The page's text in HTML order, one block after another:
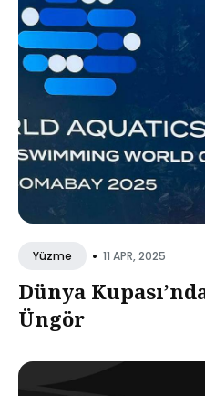
Yüzme • 11 APR, 2025
Dünya
Üngör